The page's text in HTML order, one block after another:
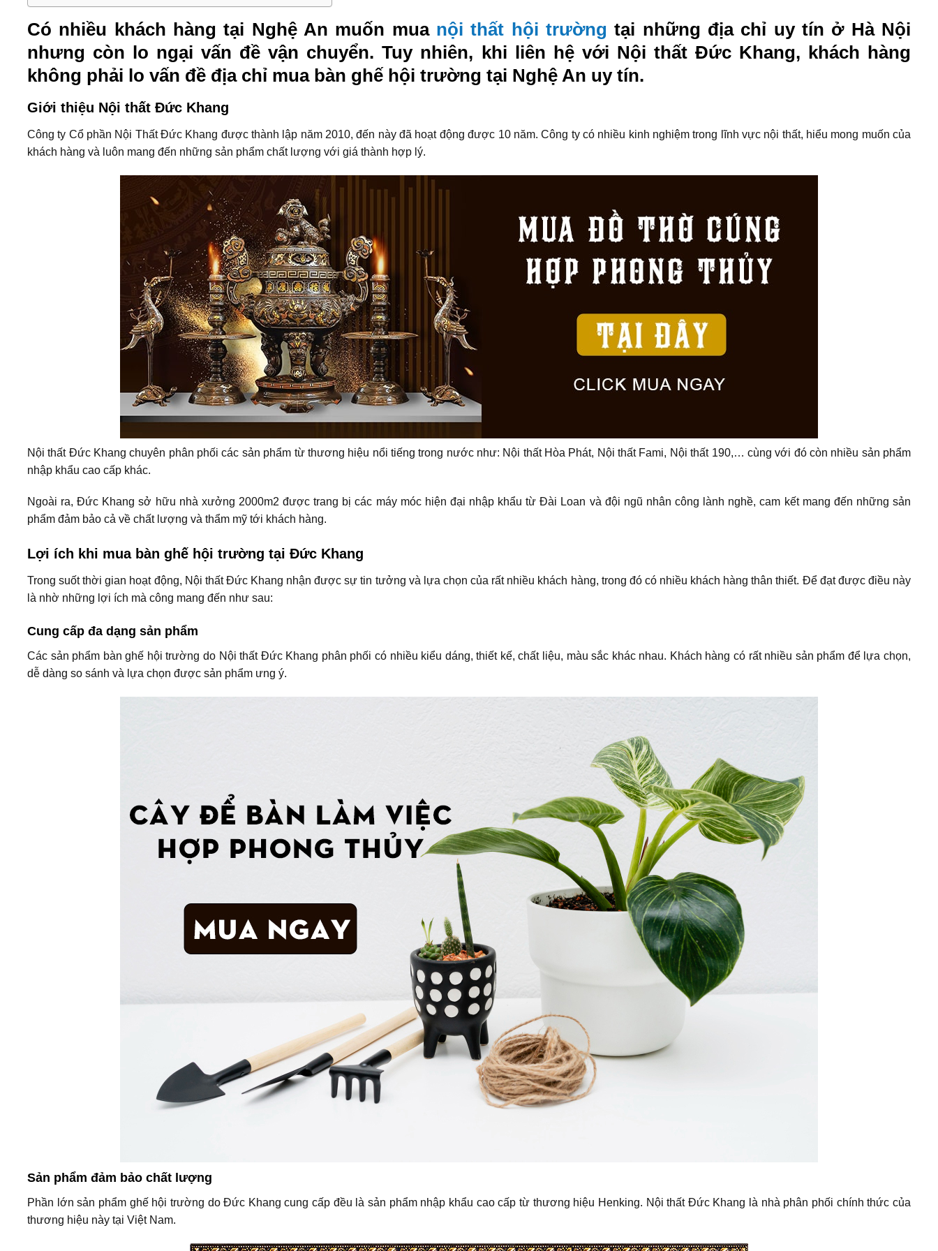
Có nhiều khách hàng tại Nghệ An muốn mua nội thất hội trường tại những địa chỉ uy tín ở Hà Nội
nhưng còn lo ngại vấn đề vận chuyển. Tuy nhiên, khi liên hệ với Nội thất Đức Khang, khách hàng
không phải lo vấn đề địa chỉ mua bàn ghế hội trường tại Nghệ An uy tín.
Giới thiệu Nội thất Đức Khang
Công ty Cổ phần Nội Thất Đức Khang được thành lập năm 2010, đến này đã hoạt động được 10 năm. Công ty có nhiều kinh nghiệm trong lĩnh vực nội thất, hiểu mong muốn của
khách hàng và luôn mang đến những sản phẩm chất lượng với giá thành hợp lý.
Nội thất Đức Khang chuyên phân phối các sản phẩm từ thương hiệu nổi tiếng trong nước như: Nội thất Hòa Phát, Nội thất Fami, Nội thất 190,… cùng với đó còn nhiều sản phẩm
nhập khẩu cao cấp khác.
Ngoài ra, Đức Khang sở hữu nhà xưởng 2000m2 được trang bị các máy móc hiện đại nhập khẩu từ Đài Loan và đội ngũ nhân công lành nghề, cam kết mang đến những sản
phẩm đảm bảo cả về chất lượng và thẩm mỹ tới khách hàng.
Lợi ích khi mua bàn ghế hội trường tại Đức Khang
Trong suốt thời gian hoạt động, Nội thất Đức Khang nhận được sự tin tưởng và lựa chọn của rất nhiều khách hàng, trong đó có nhiều khách hàng thân thiết. Để đạt được điều này
là nhờ những lợi ích mà công mang đến như sau:
Cung cấp đa dạng sản phẩm
Các sản phẩm bàn ghế hội trường do Nội thất Đức Khang phân phối có nhiều kiểu dáng, thiết kế, chất liệu, màu sắc khác nhau. Khách hàng có rất nhiều sản phẩm để lựa chọn,
dễ dàng so sánh và lựa chọn được sản phẩm ưng ý.
Sản phẩm đảm bảo chất lượng
Phần lớn sản phẩm ghế hội trường do Đức Khang cung cấp đều là sản phẩm nhập khẩu cao cấp từ thương hiệu Henking. Nội thất Đức Khang là nhà phân phối chính thức của
thương hiệu này tại Việt Nam.